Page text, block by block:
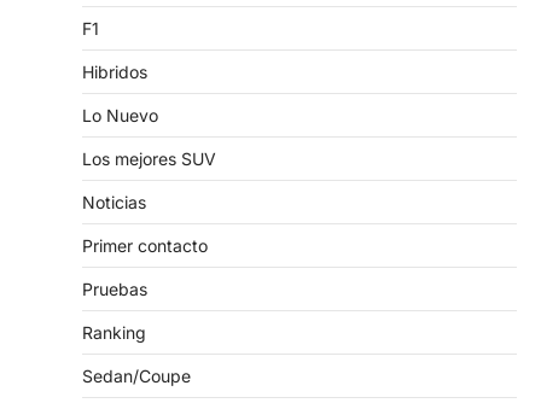
F1
Hibridos
Lo Nuevo
Los mejores SUV
Noticias
Primer contacto
Pruebas
Ranking
Sedan/Coupe